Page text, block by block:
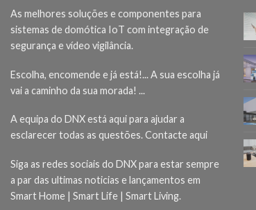
As melhores soluções e componentes para
sistemas de domótica IoT com integração de
segurança e vídeo vigilância.
Escolha, encomende e já está!... A sua escolha já
vai a caminho da sua morada! ...
A equipa do DNX está aqui para ajudar a
esclarecer todas as questões.Contacte aqui
Siga as redes sociais do DNX para estar sempre
a par das ultimas noticias e lançamentos em
Smart Home | Smart Life | Smart Living.